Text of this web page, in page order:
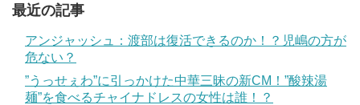
最近の記事
アンジャッシュ：渡部は復活できるのか！？児嶋の方が
危ない？
”うっせぇわ”に引っかけた中華三昧の新CM！”酸辣湯
麺”を食べるチャイナドレスの女性は誰！？